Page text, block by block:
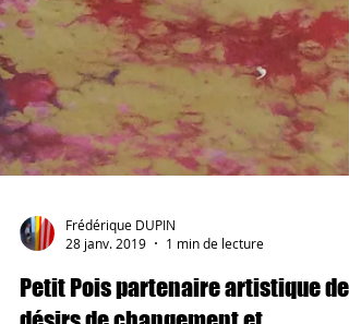
Frédérique DUPIN
28 janv. 2019
1 min de lecture